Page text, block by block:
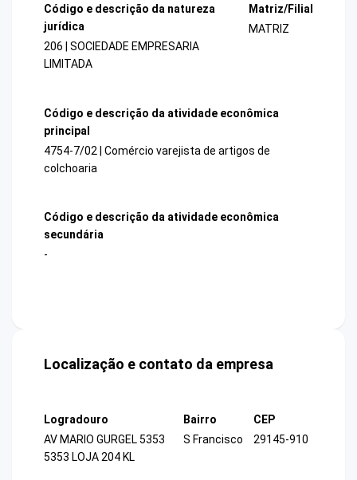
Código e descrição da natureza
jurídica
206 | SOCIEDADE EMPRESARIA
LIMITADA
Matriz/Filial
MATRIZ
Código e descrição da atividade econômica
principal
4754-7/02 | Comércio varejista de artigos de
colchoaria
Código e descrição da atividade econômica
secundária
-
Localização e contato da empresa
Logradouro
AV MARIO GURGEL 5353
5353 LOJA 204 KL
Bairro
S Francisco
CEP
29145-910